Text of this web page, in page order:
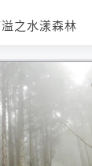
之水漾森林